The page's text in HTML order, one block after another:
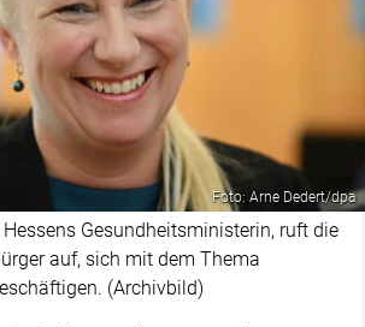
Foto: Arne Dedert/dpa
Hessens Gesundheitsministerin, ruft die
auf, sich mit dem Thema
(Archivbild)